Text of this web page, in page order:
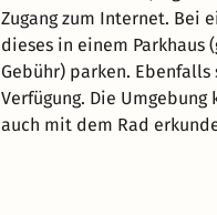
Zugang zum Internet. Bei
dieses in einem Parkhaus
Gebühr) parken.
Verfügung. Die Umgebung
auch mit dem Rad